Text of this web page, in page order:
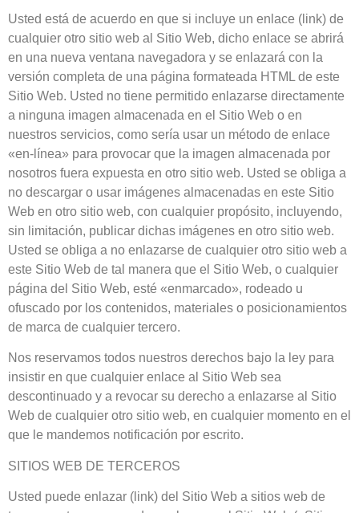
Usted está de acuerdo en que si incluye un enlace (link) de
cualquier otro sitio web al Sitio Web, dicho enlace se abrirá
en una nueva ventana navegadora y se enlazará con la
versión completa de una página formateada HTML de este
Sitio Web. Usted no tiene permitido enlazarse directamente
a ninguna imagen almacenada en el Sitio Web o en
nuestros servicios, como sería usar un método de enlace
«en-línea» para provocar que la imagen almacenada por
nosotros fuera expuesta en otro sitio web. Usted se obliga a
no descargar o usar imágenes almacenadas en este Sitio
Web en otro sitio web, con cualquier propósito, incluyendo,
sin limitación, publicar dichas imágenes en otro sitio web.
Usted se obliga a no enlazarse de cualquier otro sitio web a
este Sitio Web de tal manera que el Sitio Web, o cualquier
página del Sitio Web, esté «enmarcado», rodeado u
ofuscado por los contenidos, materiales o posicionamientos
de marca de cualquier tercero.
Nos reservamos todos nuestros derechos bajo la ley para
insistir en que cualquier enlace al Sitio Web sea
descontinuado y a revocar su derecho a enlazarse al Sitio
Web de cualquier otro sitio web, en cualquier momento en el
que le mandemos notificación por escrito.
SITIOS WEB DE TERCEROS
Usted puede enlazar (link) del Sitio Web a sitios web de